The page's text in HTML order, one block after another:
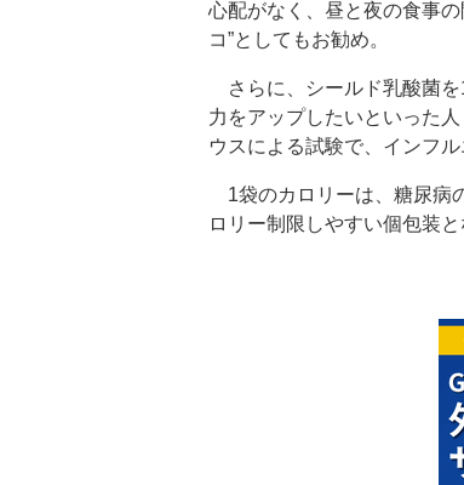
心配がなく、昼と夜の食事
コ”としてもお勧め。
さらに、シールド乳酸菌を
力をアップしたいといった
ウスによる試験で、インフ
1袋のカロリーは、糖尿病
ロリー制限しやすい個包装